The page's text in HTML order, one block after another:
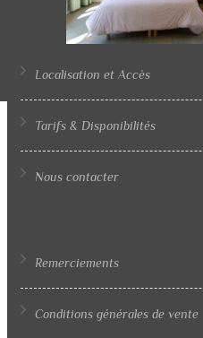
Localisation et Accès
Tarifs & Disponibilités
Nous contacter
Remerciements
Conditions générales de vente